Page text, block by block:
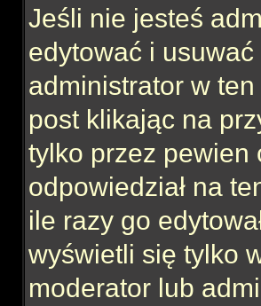
Jeśli nie jesteś
edytować i
administrator w
post klikając na
tylko przez pewien
odpowiedział na
ile razy go
wyświetli się tylko
moderator lub